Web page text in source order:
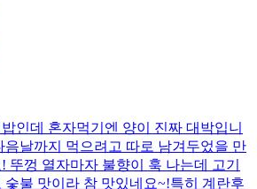
인데 혼자먹기엔 양이 진짜 대박입니
음날까지 먹으려고 따로 남겨두었을 만
뚜껑 열자마자 불향이 훅 나는데 고기
숯불 맛이라 참 맛있네요~!특히 계란후